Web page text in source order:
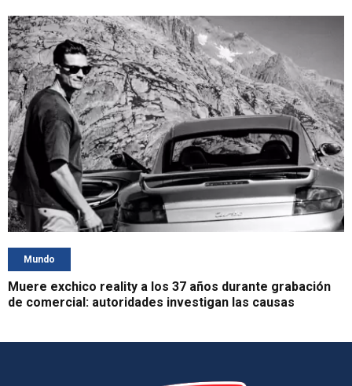
Mundo
Muere exchico reality a los 37 años durante grabación
de comercial: autoridades investigan las causas